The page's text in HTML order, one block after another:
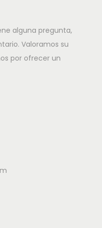
alguna pregunta,
Valoramos su
por ofrecer un